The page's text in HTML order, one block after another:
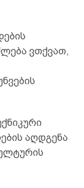
ვთქვათ,
აღდგენა